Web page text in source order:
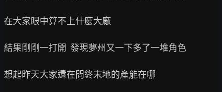
在大家眼中算不上什麼大廠
結果剛剛一打開  發現夢州又一下多了一堆角色
想起昨天大家還在問終末地的產能在哪